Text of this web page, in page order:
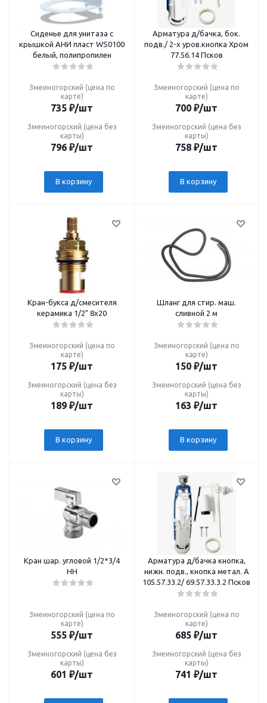
Сиденье для унитаза с
крышкой АНИ пласт WS0100
белый, полипропилен
Змеиногорский (цена по
карте)
735 ₽/шт
Змеиногорский (цена без
карты)
796 ₽/шт
В корзину
Арматура д/бачка, бок.
подв./ 2-х уров.кнопка Хром
77.56.14 Псков
Змеиногорский (цена по
карте)
700 ₽/шт
Змеиногорский (цена без
карты)
758 ₽/шт
В корзину
Кран-букса д/смесителя
керамика 1/2" 8х20
Змеиногорский (цена по
карте)
175 ₽/шт
Змеиногорский (цена без
карты)
189 ₽/шт
В корзину
Шланг для стир. маш.
сливной 2 м
Змеиногорский (цена по
карте)
150 ₽/шт
Змеиногорский (цена без
карты)
163 ₽/шт
В корзину
Кран шар. угловой 1/2*3/4
НН
Змеиногорский (цена по
карте)
555 ₽/шт
Змеиногорский (цена без
карты)
601 ₽/шт
Арматура д/бачка кнопка,
нижн. подв., кнопка метал. А
105.57.33.2/ 69.57.33.3.2 Псков
Змеиногорский (цена по
карте)
685 ₽/шт
Змеиногорский (цена без
карты)
741 ₽/шт